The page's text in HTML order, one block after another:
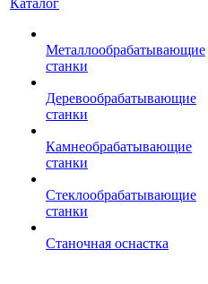
Каталог
Металлообрабатывающие
станки
Деревообрабатывающие
станки
Камнеобрабатывающие
станки
Стеклообрабатывающие
станки
Станочная оснастка